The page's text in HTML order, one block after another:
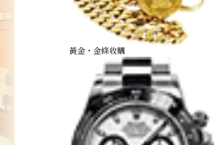
黃金・金條收購